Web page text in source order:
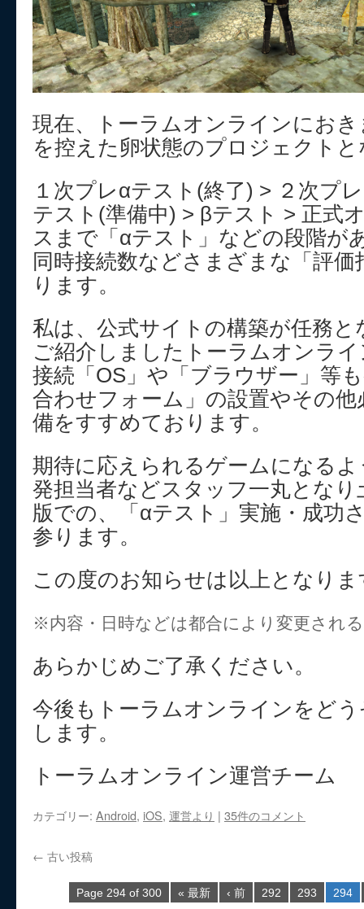
現在、トーラムオンラインにお
を控えた卵状態のプロジェクト
１次プレαテスト(終了) > ２次プ
テスト(準備中) > βテスト > 正式
スまで「αテスト」などの段階が
同時接続数などさまざまな「評
ります。
私は、公式サイトの構築が任務
ご紹介しましたトーラムオンラ
接続「OS」や「ブラウザー」等
合わせフォーム」の設置やその他
備をすすめております。
期待に応えられるゲームになる
発担当者などスタッフ一丸となり
版での、「αテスト」実施・成功
参ります。
この度のお知らせは以上となりま
※内容・日時などは都合により変更され
あらかじめご了承ください。
今後もトーラムオンラインをど
します。
トーラムオンライン運営チーム
カテゴリー: Android, iOS, 運営より | 35件のコメント
← 古い投稿
Page 294 of 300 « 最新 ‹ 前 292 293 294